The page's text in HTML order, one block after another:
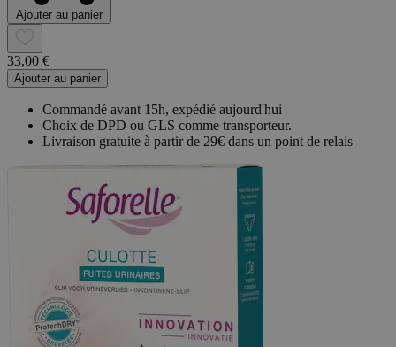
Ajouter au panier
33,00 €
Ajouter au panier
Commandé avant 15h, expédié aujourd'hui
Choix de DPD ou GLS comme transporteur.
Livraison gratuite à partir de 29€ dans un point de relais